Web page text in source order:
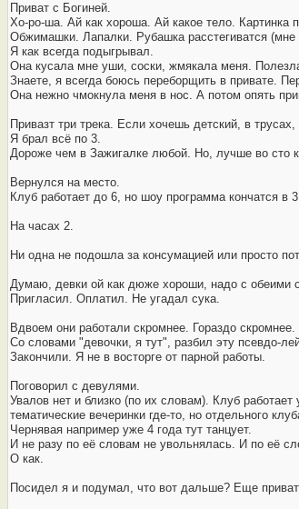
Приват с Богиней.
Хо-ро-ша. Ай как хороша. Ай какое тело. Картинка
Обжимашки. Лапалки. Рубашка расстегиватся
Я как всегда подыгрывал.
Она кусала мне уши, соски, жмякала меня.
Знаете, я всегда боюсь переборщить в привате.
Она нежно чмокнула меня в нос. А потом опять
Привазт три трека. Если хочешь детский, в
Я брал всё по 3.
Дороже чем в Зажигалке любой. Но, лучше во сто
Вернулся на место.
Клуб работает до 6, но шоу программа кончатся в
На часах 2.
Ни одна не подошла за консумацией или просто
Думаю, девки ой как дюже хороши, надо с обеими
Пригласил. Оплатил. Не угадал сука.
Вдвоем они работали скромнее. Гораздо
Со словами "девочки, я тут", разбил эту псевдо-
Закончили. Я не в восторге от парной работы.
Поговорил с девулями.
Увалов нет и близко (по их словам). Клуб
тематические вечеринки где-то, но отдельного
Чернявая например уже 4 года тут танцует.
И не разу по её словам не увольнялась. И по её
О как.
Посидел я и подумал, что вот дальше? Еще